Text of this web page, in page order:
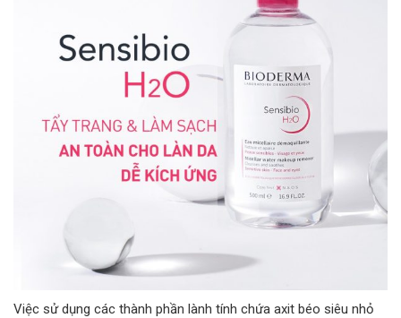
Việc sử dụng các thành phần lành tính chứa axit béo siêu nhỏ